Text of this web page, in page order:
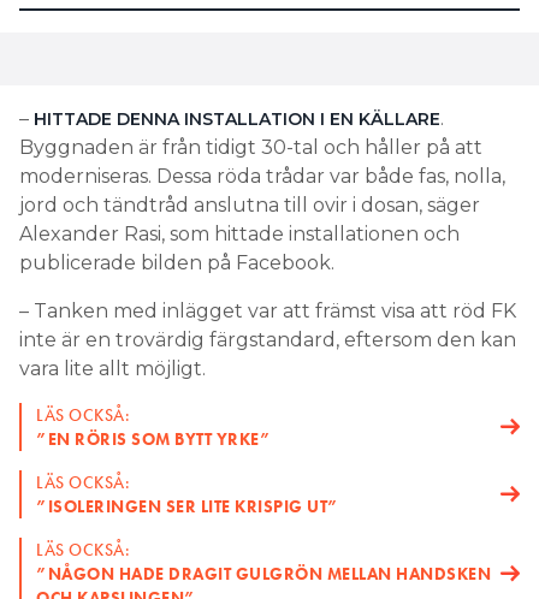
– HITTADE DENNA INSTALLATION I EN KÄLLARE.
Byggnaden är från tidigt 30-tal och håller på att
moderniseras. Dessa röda trådar var både fas, nolla,
jord och tändtråd anslutna till ovir i dosan, säger
Alexander Rasi, som hittade installationen och
publicerade bilden på Facebook.
– Tanken med inlägget var att främst visa att röd FK
inte är en trovärdig färgstandard, eftersom den kan
vara lite allt möjligt.
LÄS OCKSÅ:
”EN RÖRIS SOM BYTT YRKE”
LÄS OCKSÅ:
”ISOLERINGEN SER LITE KRISPIG UT”
LÄS OCKSÅ:
”NÅGON HADE DRAGIT GULGRÖN MELLAN HANDSKEN